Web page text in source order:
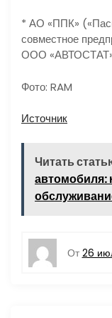
* АО «ППК»
совместное
ООО
Фото: RAM
Источник
Читать
автомобиля:
От 26